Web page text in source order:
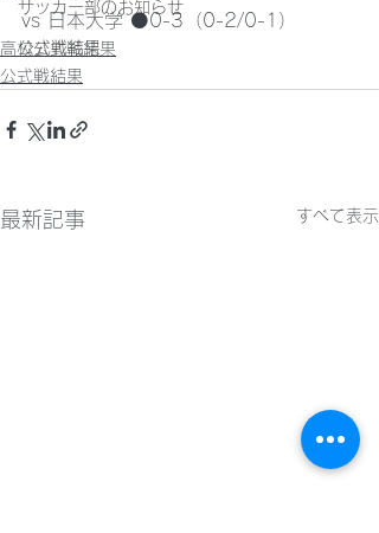
サッカー部のお知らせ
公式戦結果
vs 日本大学 ⚫0-3（0-2/0-1）
高校公式戦結果
公式戦結果
最新記事 すべて表示